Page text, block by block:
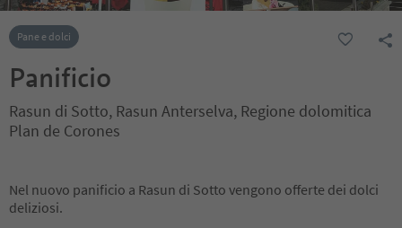
Pane e dolci
Panificio
Rasun di Sotto, Rasun Anterselva, Regione dolomitica
Plan de Corones
Nel nuovo panificio a Rasun di Sotto vengono offerte dei dolci
deliziosi.